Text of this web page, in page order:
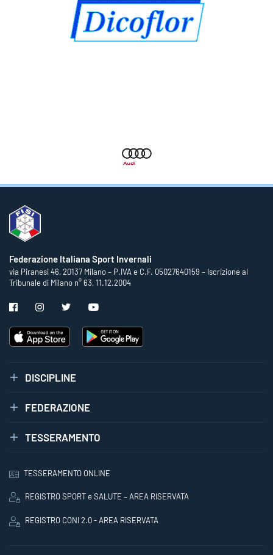
Federazione Italiana Sport Invernali
via Piranesi 46, 20137 Milano – P.IVA e C.F. 05027640159 – Iscrizione al
Tribunale di Milano n° 63, 11.12.2004
DISCIPLINE
FEDERAZIONE
TESSERAMENTO
TESSERAMENTO ONLINE
REGISTRO SPORT e SALUTE – AREA RISERVATA
REGISTRO CONI 2.0 - AREA RISERVATA